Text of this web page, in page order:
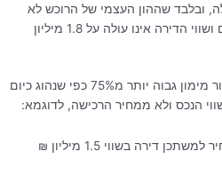
ובלבד שההון העצמי של הרוכש לא
יפחת מ- 100 אלף שקלים ושווי הדירה אינו עולה על 1.8 מיליון
ובעברית – ניתן יהיה להגיע לשיעור מימון גבוה יותר מ75% כפי שנהוג כיום
הנכס ולא ממחיר הרכישה, לדוגמא:
אתם רוכשים במסגרת תכנית מחיר למשתכן דירה בשווי 1.5 מיליון ₪